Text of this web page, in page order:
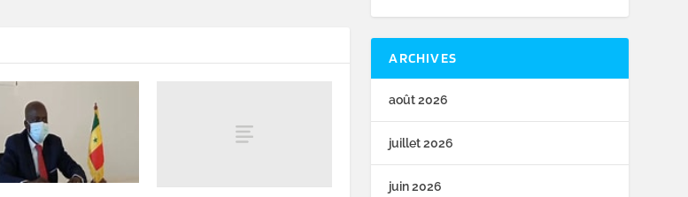
ARCHIVES
août 2026
juillet 2026
juin 2026